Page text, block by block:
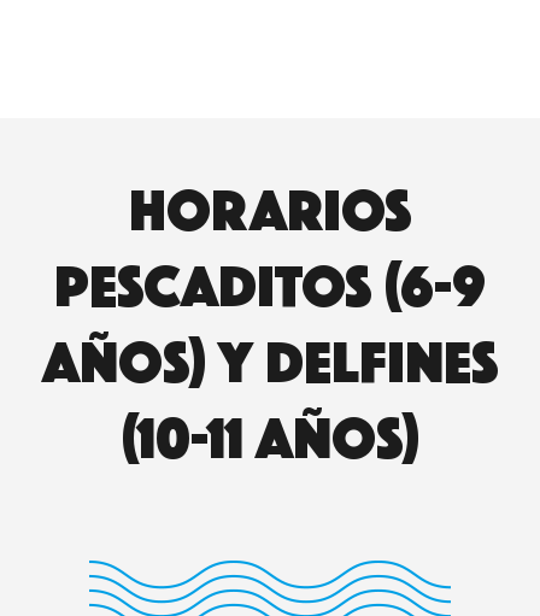
HORARIOS
PESCADITOS (6-9
años) Y DELFINES
(10-11 años)